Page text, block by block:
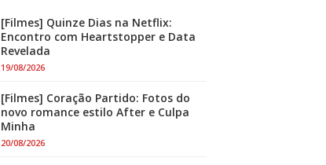
[Filmes] Quinze Dias na Netflix:
Encontro com Heartstopper e Data
Revelada
19/08/2026
[Filmes] Coração Partido: Fotos do
novo romance estilo After e Culpa
Minha
20/08/2026